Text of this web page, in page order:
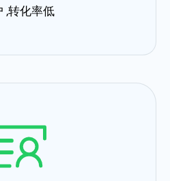
,转化率低